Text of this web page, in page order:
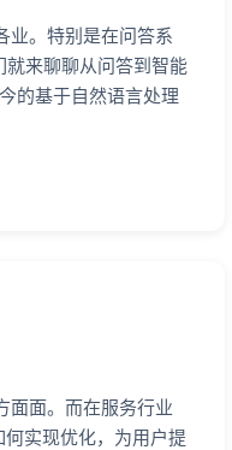
业。特别是在问答系
来聊聊从问答到智能
的基于自然语言处理
面面。而在服务行业
实现优化，为用户提